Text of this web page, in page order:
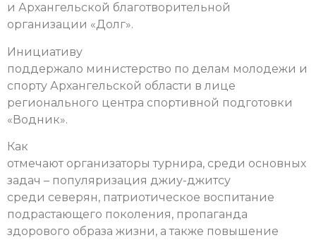
и Архангельской благотворительной
организации «Долг».
Инициативу
поддержало министерство по делам молодежи и
спорту Архангельской области в лице
регионального центра спортивной подготовки
«Водник».
Как
отмечают организаторы турнира, среди основных
задач – популяризация джиу-джитсу
среди северян, патриотическое воспитание
подрастающего поколения, пропаганда
здорового образа жизни, а также повышение